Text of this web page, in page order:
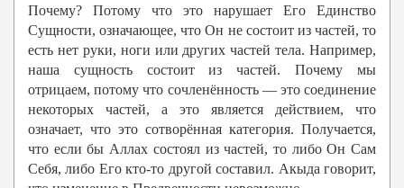
Почему? Потому что это нарушает Его Единство
Сущности, означающее, что Он не состоит из частей, то
есть нет руки, ноги или других частей тела. Например,
наша сущность состоит из частей. Почему мы
отрицаем, потому что сочленённость — это соединение
некоторых частей, а это является действием, что
означает, что это сотворённая категория. Получается,
что если бы Аллах состоял из частей, то либо Он Сам
Себя, либо Его кто-то другой составил. Акыда говорит,